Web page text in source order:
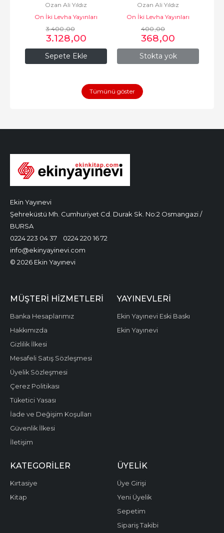
Sepete Ekle
Armağanı
Ozan Ali Yıldız
On İki Levha Yayınları
3.400,00
3.128,00
Stokta yok
Hakların Korunması
Ozan Ali Yıldız
On İki Levha Yayınları
400,00
368,00
Tümünü göster
Ekin Yayınevi
Şehreküstü Mh. Cumhuriyet Cd. Durak Sk. No:2 Osmangazi /
BURSA
0224 223 04 37
0224 220 16 72
info@ekinyayinevi.com
© 2026 Ekin Yayınevi
MÜŞTERI HIZMETLERI
Banka Hesaplarımız
Hakkımızda
Gizlilik İlkesi
Mesafeli Satış Sözleşmesi
Üyelik Sözleşmesi
Çerez Politikası
Tüketici Yasası
İade ve Değişim Koşulları
Güvenlik İlkesi
İletişim
YAYINEVLERI
Ekin Yayınevi Eski Baskı
Ekin Yayınevi
KATEGORILER
Kırtasiye
Kitap
ÜYELIK
Üye Girişi
Yeni Üyelik
Sepetim
Sipariş Takibi